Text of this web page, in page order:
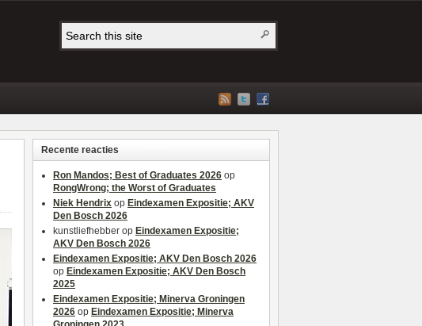
Recente reacties
Ron Mandos; Best of Graduates 2026 op
RongWrong; the Worst of Graduates
Niek Hendrix op Eindexamen Expositie; AKV
Den Bosch 2026
kunstliefhebber op Eindexamen Expositie;
AKV Den Bosch 2026
Eindexamen Expositie; AKV Den Bosch 2026
op Eindexamen Expositie; AKV Den Bosch
2025
Eindexamen Expositie; Minerva Groningen
2026 op Eindexamen Expositie; Minerva